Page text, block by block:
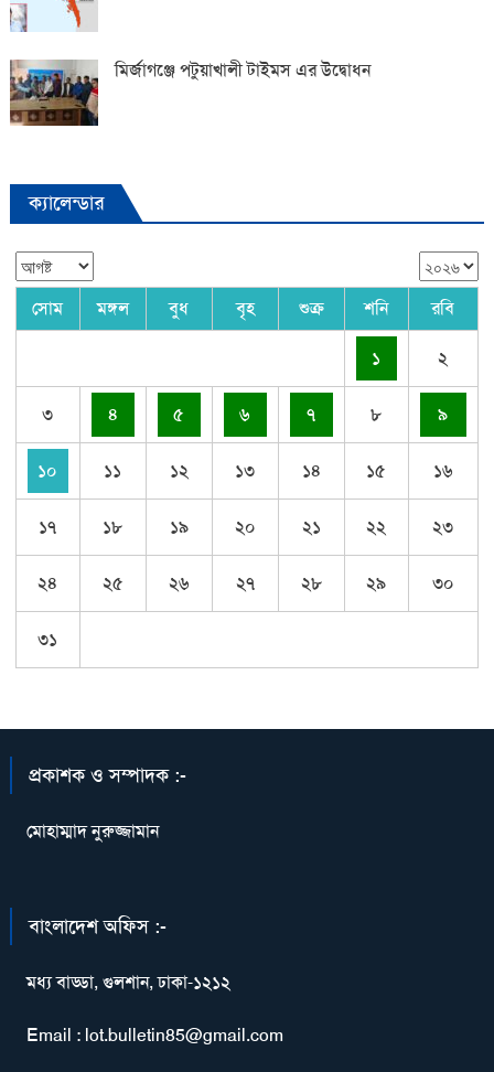
মির্জাগঞ্জে পটুয়াখালী টাইমস এর উদ্বোধন
ক্যালেন্ডার
সোম মঙ্গল বুধ বৃহ শুক্র শনি রবি
১ ২
৩ ৪ ৫ ৬ ৭ ৮ ৯
১০ ১১ ১২ ১৩ ১৪ ১৫ ১৬
১৭ ১৮ ১৯ ২০ ২১ ২২ ২৩
২৪ ২৫ ২৬ ২৭ ২৮ ২৯ ৩০
৩১
প্রকাশক ও সম্পাদক :-
মোহাম্মাদ নুরুজ্জামান
বাংলাদেশ অফিস :-
মধ্য বাড্ডা, গুলশান, ঢাকা-১২১২
Email : lot.bulletin85@gmail.com